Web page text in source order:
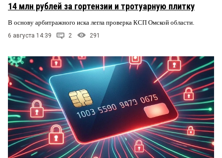
14 млн рублей за гортензии и тротуарную плитку
В основу арбитражного иска легла проверка КСП Омской области.
6 августа 14:39 2 291